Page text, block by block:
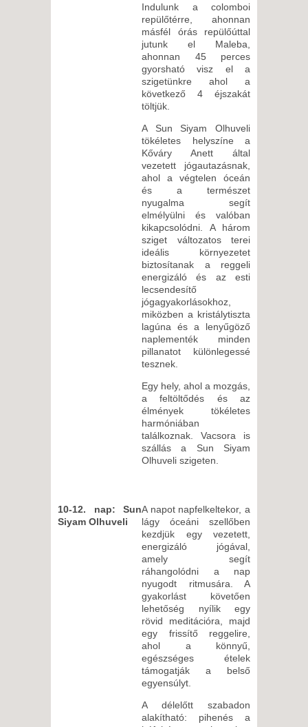
Indulunk a colomboi
repülőtérre, ahonnan
másfél órás repülőúttal
jutunk el Maleba,
ahonnan 45 perces
gyorsható visz el a
szigetünkre ahol a
következő 4 éjszakát
töltjük.
A Sun Siyam Olhuveli
tökéletes helyszíne a
Kőváry Anett által
vezetett jógautazásnak,
ahol a végtelen óceán
és a természet
nyugalma segít
elmélyülni és valóban
kikapcsolódni. A három
sziget változatos terei
ideális környezetet
biztosítanak a reggeli
energizáló és az esti
lecsendesítő
jógagyakorlásokhoz,
miközben a kristálytiszta
lagúna és a lenyűgöző
naplementék minden
pillanatot különlegessé
tesznek.
Egy hely, ahol a mozgás,
a feltöltődés és az
élmények tökéletes
harmóniában
találkoznak. Vacsora is
szállás a Sun Siyam
Olhuveli szigeten.
10-12. nap: Sun
Siyam Olhuveli
A napot napfelkeltekor, a
lágy óceáni szellőben
kezdjük egy vezetett,
energizáló jógával,
amely segít
ráhangolódni a nap
nyugodt ritmusára. A
gyakorlást követően
lehetőség nyílik egy
rövid meditációra, majd
egy frissítő reggelire,
ahol a könnyű,
egészséges ételek
támogatják a belső
egyensúlyt.
A délelőtt szabadon
alakítható: pihenés a